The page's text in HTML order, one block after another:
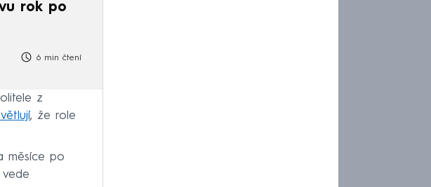
rok po
6 min čtení
z
, že role
měsíce po